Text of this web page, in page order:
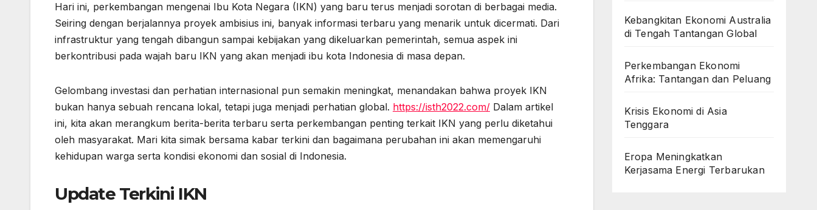
Hari ini, perkembangan mengenai Ibu Kota Negara (IKN) yang baru terus menjadi sorotan di berbagai media.
Seiring dengan berjalannya proyek ambisius ini, banyak informasi terbaru yang menarik untuk dicermati. Dari
infrastruktur yang tengah dibangun sampai kebijakan yang dikeluarkan pemerintah, semua aspek ini
berkontribusi pada wajah baru IKN yang akan menjadi ibu kota Indonesia di masa depan.
Gelombang investasi dan perhatian internasional pun semakin meningkat, menandakan bahwa proyek IKN
bukan hanya sebuah rencana lokal, tetapi juga menjadi perhatian global. https://isth2022.com/ Dalam artikel
ini, kita akan merangkum berita-berita terbaru serta perkembangan penting terkait IKN yang perlu diketahui
oleh masyarakat. Mari kita simak bersama kabar terkini dan bagaimana perubahan ini akan memengaruhi
kehidupan warga serta kondisi ekonomi dan sosial di Indonesia.
Update Terkini IKN
Kebangkitan Ekonomi Australia
di Tengah Tantangan Global
Perkembangan Ekonomi
Afrika: Tantangan dan Peluang
Krisis Ekonomi di Asia
Tenggara
Eropa Meningkatkan
Kerjasama Energi Terbarukan